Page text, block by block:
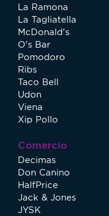
La Ramona
La Tagliatella
McDonald's
O's Bar
Pomodoro
Ribs
Taco Bell
Udon
Viena
Xip Pollo
Comercio
Decimas
Don Canino
HalfPrice
Jack & Jones
JYSK